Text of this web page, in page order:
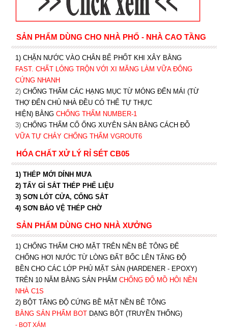
SẢN PHẨM DÙNG CHO NHÀ PHỐ - NHÀ CAO TẦNG
1) CHẶN NƯỚC VÀO CHÂN BỂ PHỐT KHI XÂY BẰNG
FAST. CHẤT LỎNG TRỘN VỚI XI MĂNG LÀM VỮA ĐÔNG
CỨNG NHANH
2) CHỐNG THẤM CÁC HẠNG MỤC TỪ MÓNG ĐẾN MÁI (TỪ
THỢ ĐẾN CHỦ NHÀ ĐỀU CÓ THỂ TỰ THỰC
HIỆN) BẰNG CHỐNG THẤM NUMBER-1
3) CHỐNG THẤM CỔ ỐNG XUYÊN SÀN BẰNG CÁCH ĐỖ
VỮA TỰ CHẢY CHỐNG THẤM VGROUT6
HÓA CHẤT XỬ LÝ RỈ SÉT CB05
1) THÉP MỚI DÍNH MƯA
2) TẨY GỈ SẮT THÉP PHẾ LIỆU
3) SƠN LÓT CỬA, CỔNG SẮT
4) SƠN BẢO VỆ THÉP CHỜ
SẢN PHẨM DÙNG CHO NHÀ XƯỞNG
1) CHỐNG THẤM CHO MẶT TRÊN NỀN BÊ TÔNG ĐỂ
CHỐNG HƠI NƯỚC TỪ LÒNG ĐẤT BỐC LÊN TĂNG ĐỘ
BỀN CHO CÁC LỚP PHỦ MẶT SÀN (HARDENER - EPOXY)
TRÊN 10 NĂM BẰNG SẢN PHẨM CHỐNG ĐỔ MỒ HÔI NỀN
NHÀ C1S
2) BỘT TĂNG ĐỘ CỨNG BỀ MẶT NỀN BÊ TÔNG
BẰNG SẢN PHẨM BOTDẠNG BỘT (TRUYỀN THỐNG)
- BOT XÁM